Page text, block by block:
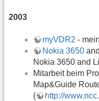
2003
myVDR2 -
Nokia 3650
Nokia 3650 and
Mitarbeit beim
Map&Guide
(
http://